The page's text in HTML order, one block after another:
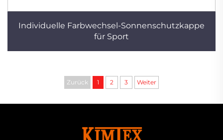
Individuelle Farbwechsel-Sonnenschutzkappe
für Sport
Zurück 1 2 3 Weiter